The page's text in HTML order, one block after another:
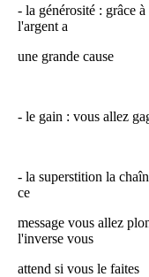
- la générosité : grâce
l'argent a
une grande cause
- le gain : vous allez
- la superstition la
ce
message vous allez
l'inverse vous
attend si vous le faites